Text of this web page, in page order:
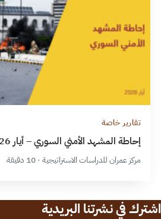
تقارير خاصة
إحاطة المشهد الأمني السوري – أيار 2026
مركز عمران للدراسات الاستراتيجية · 10 دقيقة
اشترك في نشرتنا البريدية